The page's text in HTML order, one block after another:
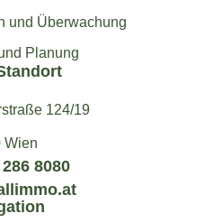
und Überwachung
Planung
124/19
Wien
8080